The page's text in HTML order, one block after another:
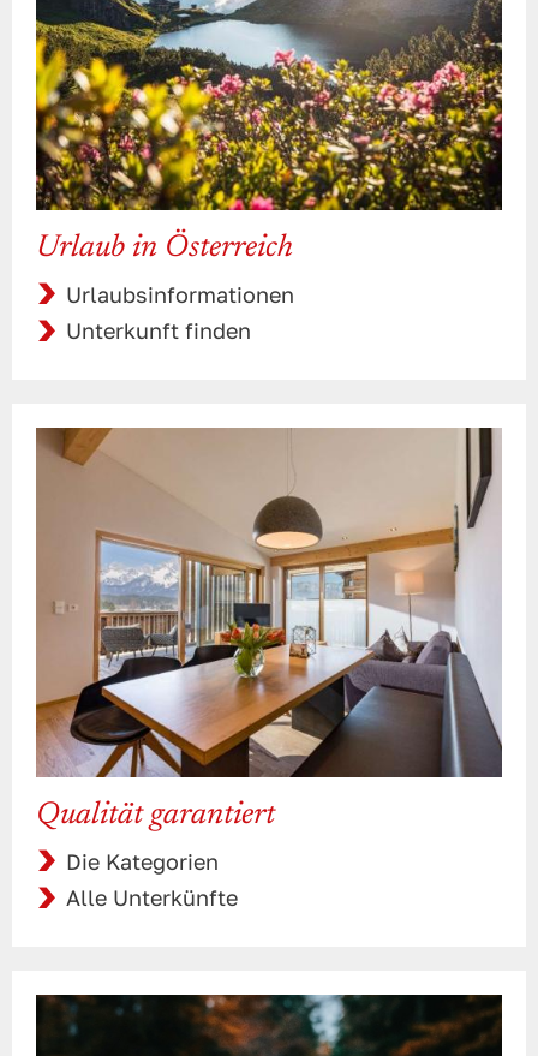
Urlaub in Österreich
Urlaubsinformationen
Unterkunft finden
Qualität garantiert
Die Kategorien
Alle Unterkünfte